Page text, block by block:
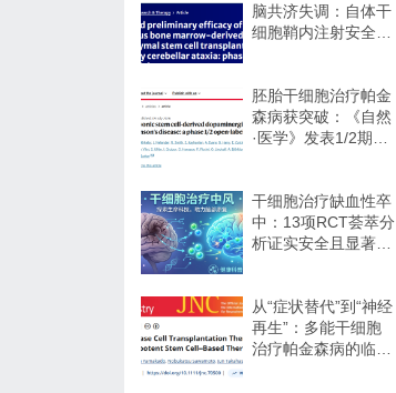
脑共济失调：自体干
细胞鞘内注射安全性
胚胎干细胞治疗帕金
森病获突破：《自然
·医学》发表1/2期临
干细胞治疗缺血性卒
中：13项RCT荟萃分
析证实安全且显著改
从“症状替代”到“神经
再生”：多能干细胞
治疗帕金森病的临床